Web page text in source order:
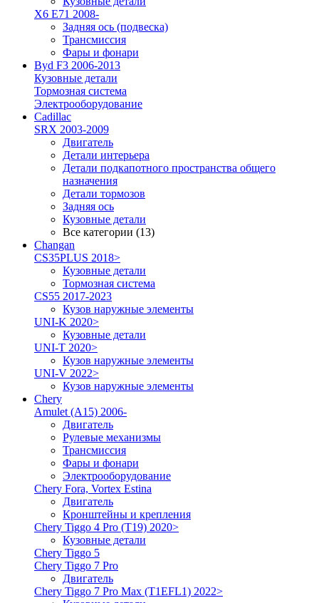
X6 E71 2008-
Задняя ось (подвеска)
Трансмиссия
Фары и фонари
Byd F3 2006-2013
Кузовные детали
Тормозная система
Электрооборудование
Cadillac
SRX 2003-2009
Двигатель
Детали интерьера
Детали подкапотного пространства общего
назначения
Детали тормозов
Задняя ось
Кузовные детали
Все категории (13)
Changan
CS35PLUS 2018>
Кузовные детали
Тормозная система
CS55 2017-2023
Кузов наружные элементы
UNI-K 2020>
Кузовные детали
UNI-T 2020>
Кузов наружные элементы
UNI-V 2022>
Кузов наружные элементы
Chery
Amulet (A15) 2006-
Двигатель
Рулевые механизмы
Трансмиссия
Фары и фонари
Электрооборудование
Chery Fora, Vortex Estina
Двигатель
Кронштейны и крепления
Chery Tiggo 4 Pro (T19) 2020>
Кузовные детали
Chery Tiggo 5
Chery Tiggo 7 Pro
Двигатель
Chery Tiggo 7 Pro Max (T1EFL1) 2022>